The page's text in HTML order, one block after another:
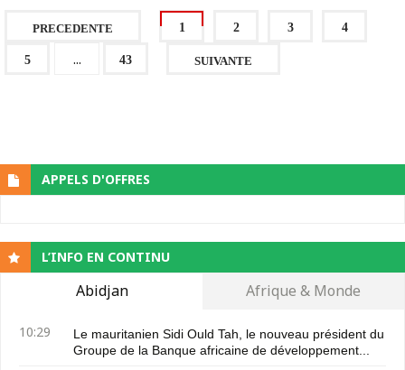
PRECEDENTE 1 2 3 4
5 ... 43 SUIVANTE
APPELS D'OFFRES
L’INFO EN CONTINU
Abidjan Afrique & Monde
10:29
Le mauritanien Sidi Ould Tah, le nouveau président du
Groupe de la Banque africaine de développement...